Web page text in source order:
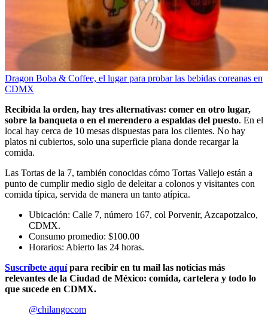
Dragon Boba & Coffee, el lugar para probar las bebidas coreanas en
CDMX
Recibida la orden, hay tres alternativas: comer en otro lugar,
sobre la banqueta o en el merendero a espaldas del puesto. En el
local hay cerca de 10 mesas dispuestas para los clientes. No hay
platos ni cubiertos, solo una superficie plana donde recargar la
comida.
Las Tortas de la 7, también conocidas cómo Tortas Vallejo están a
punto de cumplir medio siglo de deleitar a colonos y visitantes con
comida típica, servida de manera un tanto atípica.
Ubicación: Calle 7, número 167, col Porvenir, Azcapotzalco,
CDMX.
Consumo promedio: $100.00
Horarios: Abierto las 24 horas.
Suscríbete aquípara recibir en tu mail las noticias más
relevantes de la Ciudad de México: comida, cartelera y todo lo
que sucede en CDMX.
@chilangocom